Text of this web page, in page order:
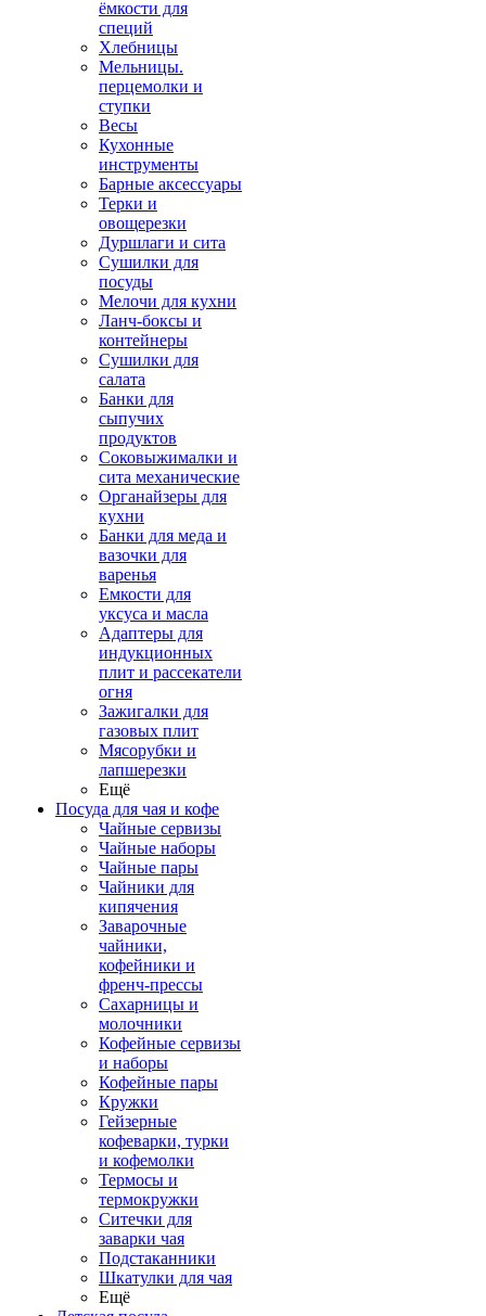
ёмкости для
специй
Хлебницы
Мельницы.
перцемолки и
ступки
Весы
Кухонные
инструменты
Барные аксессуары
Терки и
овощерезки
Дуршлаги и сита
Сушилки для
посуды
Мелочи для кухни
Ланч-боксы и
контейнеры
Сушилки для
салата
Банки для
сыпучих
продуктов
Соковыжималки и
сита механические
Органайзеры для
кухни
Банки для меда и
вазочки для
варенья
Емкости для
уксуса и масла
Адаптеры для
индукционных
плит и рассекатели
огня
Зажигалки для
газовых плит
Мясорубки и
лапшерезки
Ещё
Посуда для чая и кофе
Чайные сервизы
Чайные наборы
Чайные пары
Чайники для
кипячения
Заварочные
чайники,
кофейники и
френч-прессы
Сахарницы и
молочники
Кофейные сервизы
и наборы
Кофейные пары
Кружки
Гейзерные
кофеварки, турки
и кофемолки
Термосы и
термокружки
Ситечки для
заварки чая
Подстаканники
Шкатулки для чая
Ещё